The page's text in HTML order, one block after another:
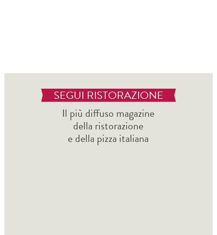
SEGUI RISTORAZIONE
Il più diffuso magazine
della ristorazione
e della pizza italiana